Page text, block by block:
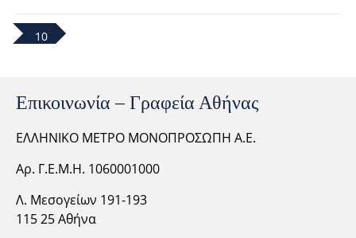
10
Επικοινωνία – Γραφεία Αθήνας
ΕΛΛΗΝΙΚΟ ΜΕΤΡΟ ΜΟΝΟΠΡΟΣΩΠΗ Α.Ε.
Αρ. Γ.Ε.Μ.Η. 1060001000
Λ. Μεσογείων 191-193
115 25 Αθήνα